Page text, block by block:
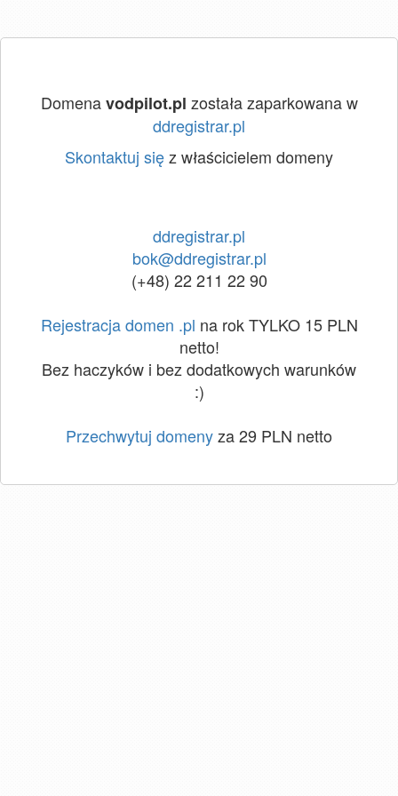
Domenavodpilot.pl została zaparkowana w
ddregistrar.pl
Skontaktuj sięz właścicielem domeny
ddregistrar.pl
bok@ddregistrar.pl
(+48) 22 211 22 90
Rejestracja domen .pl na rok TYLKO 15 PLN
netto!
Bez haczyków i bez dodatkowych warunków
:)
Przechwytuj domenyza 29 PLN netto